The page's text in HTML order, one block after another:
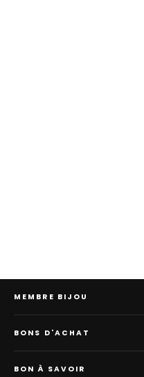
MEMBRE BIJOU
BONS D'ACHAT
BON À SAVOIR